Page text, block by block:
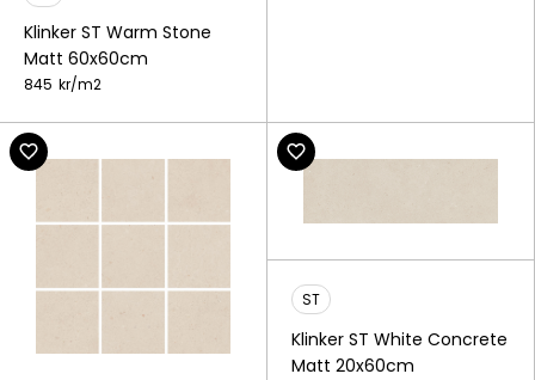
Klinker ST Warm Stone
Matt 60x60cm
845 kr/m2
ST
Klinker ST White Concrete
Matt 20x60cm